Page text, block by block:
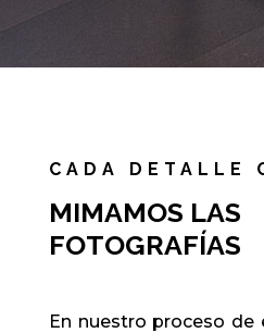
CADA DETALLE
MIMAMOS LAS
FOTOGRAFÍAS
En nuestro proceso de